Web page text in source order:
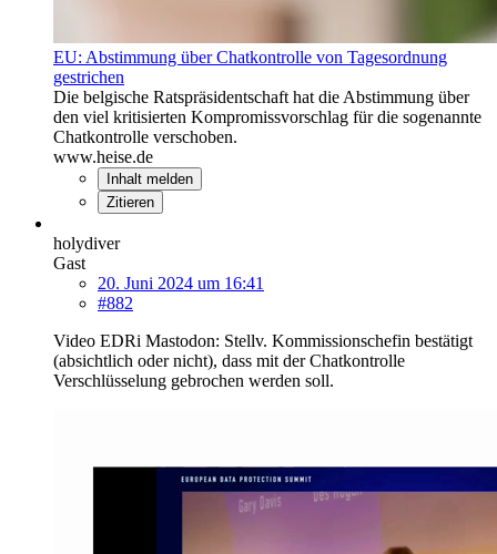
EU: Abstimmung über Chatkontrolle von Tagesordnung
gestrichen
Die belgische Ratspräsidentschaft hat die Abstimmung über
den viel kritisierten Kompromissvorschlag für die sogenannte
Chatkontrolle verschoben.
www.heise.de
Inhalt melden
Zitieren
holydiver
Gast
20. Juni 2024 um 16:41
#882
Video EDRi Mastodon: Stellv. Kommissionschefin bestätigt
(absichtlich oder nicht), dass mit der Chatkontrolle
Verschlüsselung gebrochen werden soll.